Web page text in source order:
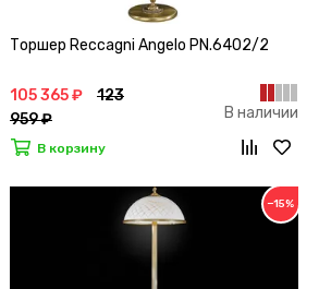
Торшер Reccagni Angelo PN.6402/2
105 365 ₽
123
959 ₽
В наличии
В корзину
−15%